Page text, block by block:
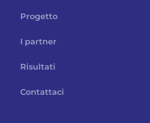
Progetto
I partner
Risultati
Contattaci